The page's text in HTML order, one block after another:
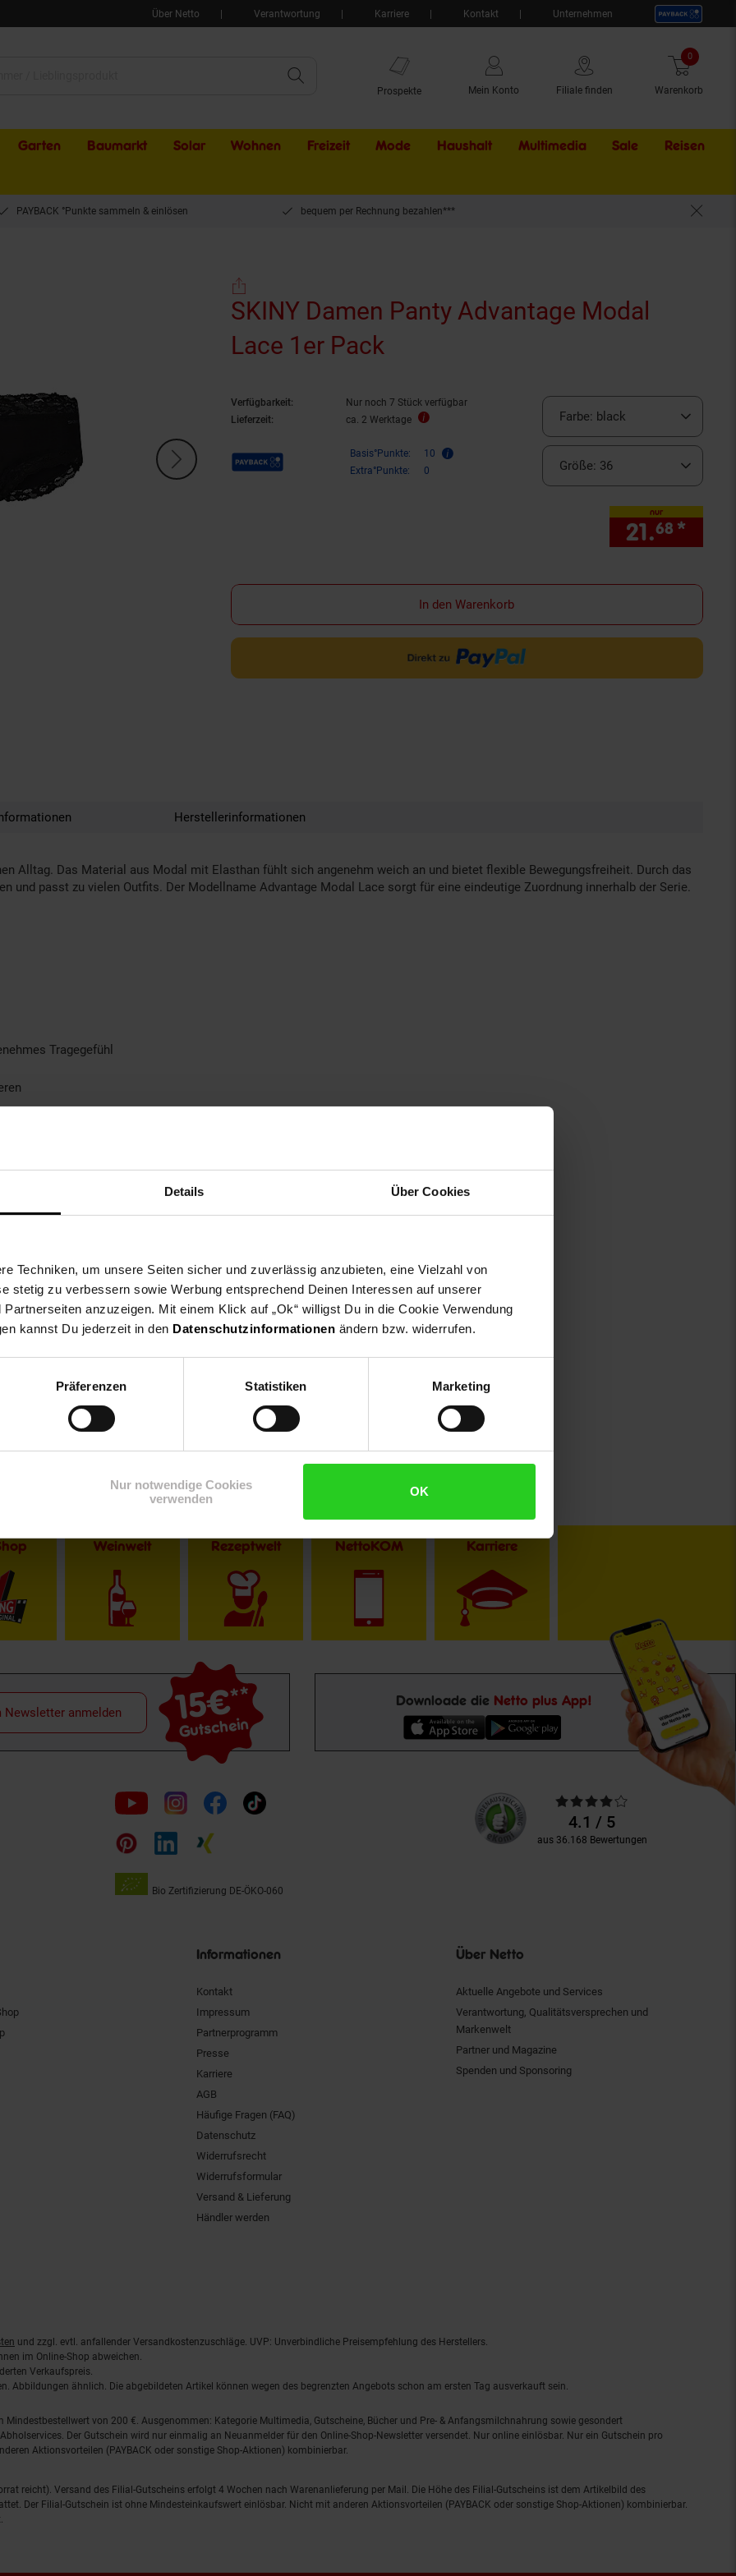
Details Über Cookies
Techniken, um unsere Seiten sicher und zuverlässig anzubieten, eine Vielzahl von
stetig zu verbessern sowie Werbung entsprechend Deinen Interessen auf unserer
anzuzeigen. Mit einem Klick auf „Ok“ willigst Du in die Cookie Verwendung
kannst Du jederzeit in den Datenschutzinformationen ändern bzw. widerrufen.
Präferenzen Statistiken Marketing
Nur notwendige Cookies
verwenden
OK
Über Netto Verantwortung Karriere Kontakt Unternehmen
Prospekte Mein Konto Filiale finden Warenkorb
0 Artikel
Garten Baumarkt Solar Wohnen Freizeit Mode Haushalt Multimedia Sale Externer
Reisen
PAYBACK °Punkte sammeln & einlösen bequem per Rechnung bezahlen***
SKINY Damen Panty Advantage Modal
Lace 1er Pack
Verfügbarkeit:
Nur noch 7 Stück verfügbar
Lieferzeit:
ca. 2 Werktage
Payback Punkte Basis°Punkte:
10
Extra°Punkte:
0
Farbe: black
Größe: 36
nur
21.68 *
In den Warenkorb
Herstellerinformationen
Alltag. Das Material aus Modal mit Elasthan fühlt sich angenehm weich an und bietet flexible Bewegungsfreiheit. Durch das
und passt zu vielen Outfits. Der Modellname Advantage Modal Lace sorgt für eine eindeutige Zuordnung innerhalb der Serie.
Tragegefühl
der Serie
Weinwelt Rezeptwelt NettoKOM Karriere
15€**
Gutschein
Newsletter anmelden
Downloade die Netto plus App!
Folge
uns
auf
Bio Zertifizierung DE-ÖKO-060
Unsere
Kundenbewertungen
Durchschnittliche
Bewertungen4.1 / 5
aus 36.168 Bewertungen
Informationen
Kontakt
Impressum
Partnerprogramm
Presse
Karriere
AGB
Häufige Fragen (FAQ)
Datenschutz
Widerrufsrecht
Widerrufsformular
Versand & Lieferung
Händler werden
Über Netto
Aktuelle Angebote und Services
Verantwortung, Qualitätsversprechen und
Markenwelt
Partner und Magazine
Spenden und Sponsoring
und zzgl. evtl. anfallender Versandkostenzuschläge. UVP: Unverbindliche Preisempfehlung des Herstellers.
im Online-Shop abweichen.
Verkaufspreis.
Abbildungen ähnlich. Die abgebildeten Artikel können wegen des begrenzten Angebots schon am ersten Tag ausverkauft sein.
von 200 €. Ausgenommen: Kategorie Multimedia, Gutscheine, Bücher und Pre- & Anfangsmilchnahrung sowie gesondert
Der Gutschein wird nur einmalig an Neuanmelder für den Online-Shop-Newsletter versendet. Nur online einlösbar. Nur ein Gutschein pro
Aktionsvorteilen (PAYBACK oder sonstige Shop-Aktionen) kombinierbar.
reicht). Versand des Filial-Gutscheins erfolgt 4 Wochen nach Warenanlieferung per Mail. Die Höhe des Filial-Gutscheins ist dem Artikelbild des
Der Filial-Gutschein ist ohne Mindesteinkaufswert einlösbar. Nicht mit anderen Aktionsvorteilen (PAYBACK oder sonstige Shop-Aktionen) kombinierbar.